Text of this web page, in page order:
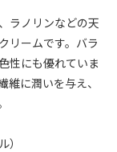
ラノリンなどの天
リームです。バラ
性にも優れていま
に潤いを与え、